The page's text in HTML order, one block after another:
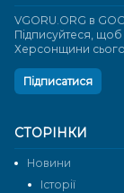
СТОРІНКИ
Новини
Історії
VGORU.ORG в
Підписуйтеся,
Херсонщини
Підписатися